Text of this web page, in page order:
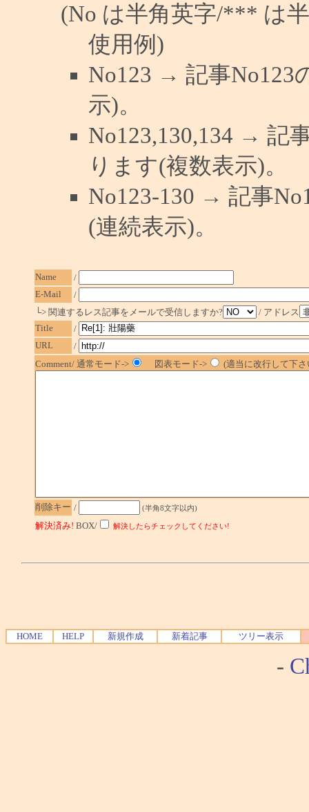
(No は半角英字/*** は
使用例)
No123 → 記事No123
示)。
No123,130,134 → 記
ります(複数表示)。
No123-130 → 記事
(連続表示)。
Name
/
E-Mail
/
└> 関連するレス記事をメールで受信しますか?
/ アドレス
Title
/
URL
/
Comment/ 通常モード->
図表モード-> (適当に改行して下
削除キー / (半角8文字以内)
解決済み! BOX/ 解決したらチェックしてください!
HOME HELP 新規作成 新着記事 ツリー表示
-